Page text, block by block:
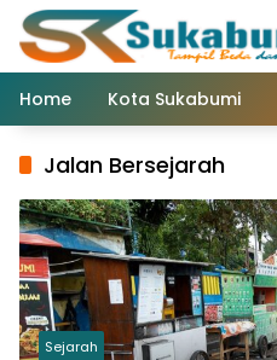
Langsung
konten
Home
Kota Sukabumi
Jalan Bersejarah
Sejarah